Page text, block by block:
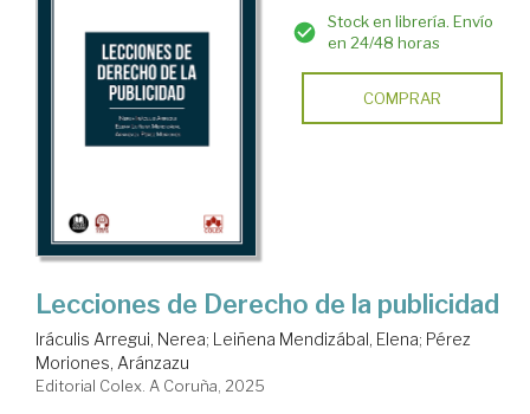
Stock en librería. Envío
en 24/48 horas
COMPRAR
Lecciones de Derecho de la publicidad
Iráculis Arregui, Nerea; Leiñena Mendizábal, Elena; Pérez
Moriones, Aránzazu
Editorial Colex. A Coruña, 2025